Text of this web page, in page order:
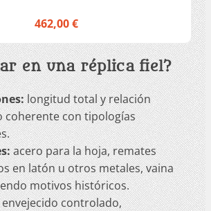
462,00 €
en una réplica fiel?
longitud total y relación
coherente con tipologías
acero para la hoja, remates
en latón u otros metales, vaina
motivos históricos.
envejecido controlado,